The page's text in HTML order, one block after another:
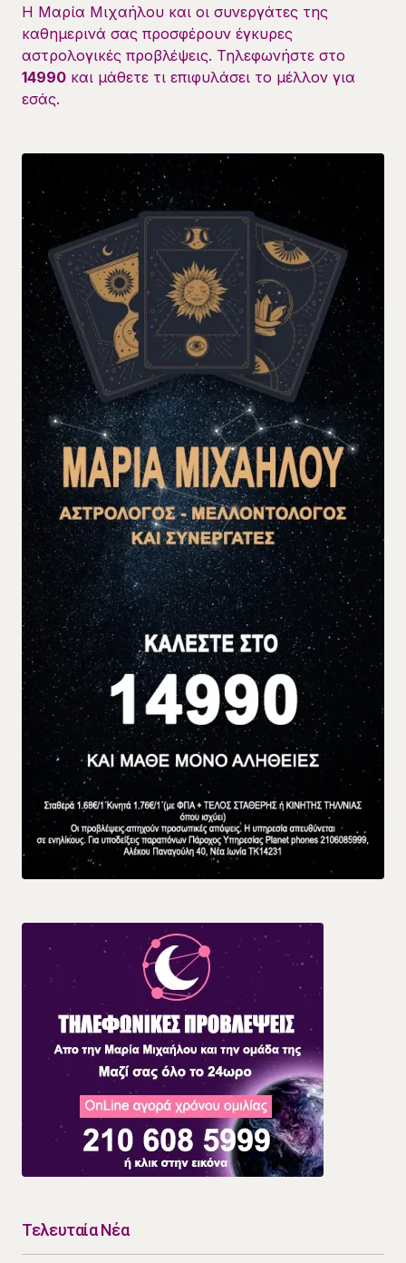
Η Μαρία Μιχαήλου και οι συνεργάτες της
καθημερινά σας προσφέρουν έγκυρες
αστρολογικές προβλέψεις. Τηλεφωνήστε στο
14990 και μάθετε τι επιφυλάσει το μέλλον για
εσάς.
Τελευταία Νέα